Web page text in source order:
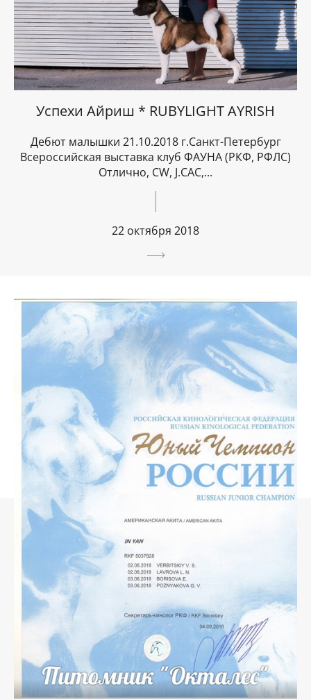
Успехи Айриш * RUBYLIGHT AYRISH
Дебют малышки 21.10.2018 г.Санкт-Петербург
Всероссийская выставка клуб ФАУНА (РКФ, РФЛС)
Отлично, CW, J.CAC,...
22 октября 2018